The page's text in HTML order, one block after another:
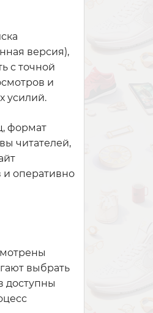
версия),
с точной
и
усилий.
формат
читателей,
и оперативно
выбрать
доступны